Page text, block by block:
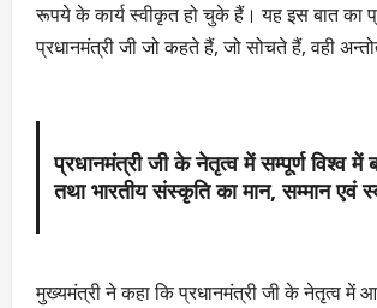
रूपये के कार्य स्वीकृत हो चुके हैं। यह इस बात का
प्रधानमंत्री जी जो कहते हैं, जो सोचते हैं, वही
प्रधानमंत्री जी के नेतृत्व में सम्पूर्ण विश्व में
तथा भारतीय संस्कृति का मान, सम्मान एवं
मुख्यमंत्री ने कहा कि प्रधानमंत्री जी के नेतृत्व में